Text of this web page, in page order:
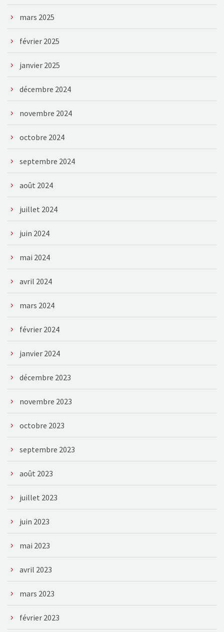
mars 2025
février 2025
janvier 2025
décembre 2024
novembre 2024
octobre 2024
septembre 2024
août 2024
juillet 2024
juin 2024
mai 2024
avril 2024
mars 2024
février 2024
janvier 2024
décembre 2023
novembre 2023
octobre 2023
septembre 2023
août 2023
juillet 2023
juin 2023
mai 2023
avril 2023
mars 2023
février 2023